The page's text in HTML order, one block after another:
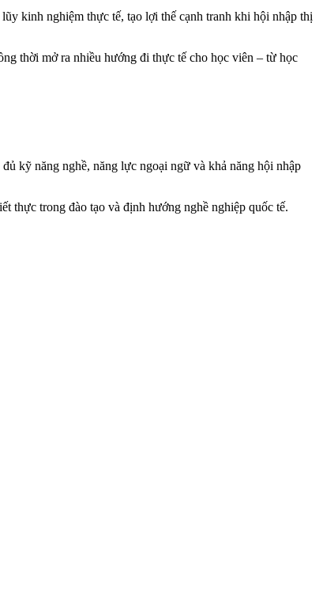
kinh nghiệm thực tế, tạo lợi thế cạnh tranh khi hội nhập thị
thời mở ra nhiều hướng đi thực tế cho học viên – từ học
kỹ năng nghề, năng lực ngoại ngữ và khả năng hội nhập
thực trong đào tạo và định hướng nghề nghiệp quốc tế.